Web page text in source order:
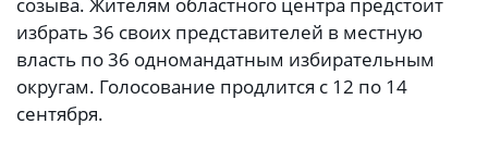
созыва. Жителям областного центра предстоит
избрать 36 своих представителей в местную
власть по 36 одномандатным избирательным
округам. Голосование продлится с 12 по 14
сентября.